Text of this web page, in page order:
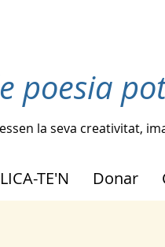
poesia
la seva creativitat,
TE'N Donar